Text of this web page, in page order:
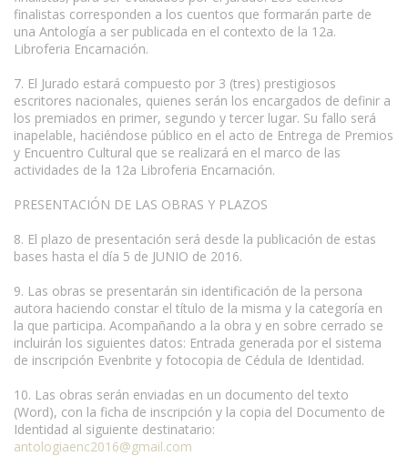
finalistas corresponden a los cuentos que formarán parte de
una Antología a ser publicada en el contexto de la 12a.
Libroferia Encarnación.
7. El Jurado estará compuesto por 3 (tres) prestigiosos
escritores nacionales, quienes serán los encargados de definir a
los premiados en primer, segundo y tercer lugar. Su fallo será
inapelable, haciéndose público en el acto de Entrega de Premios
y Encuentro Cultural que se realizará en el marco de las
actividades de la 12a Libroferia Encarnación.
PRESENTACIÓN DE LAS OBRAS Y PLAZOS
8. El plazo de presentación será desde la publicación de estas
bases hasta el día 5 de JUNIO de 2016.
9. Las obras se presentarán sin identificación de la persona
autora haciendo constar el título de la misma y la categoría en
la que participa. Acompañando a la obra y en sobre cerrado se
incluirán los siguientes datos: Entrada generada por el sistema
de inscripción Evenbrite y fotocopia de Cédula de Identidad.
10. Las obras serán enviadas en un documento del texto
(Word), con la ficha de inscripción y la copia del Documento de
Identidad al siguiente destinatario:
antologiaenc2016@gmail.com